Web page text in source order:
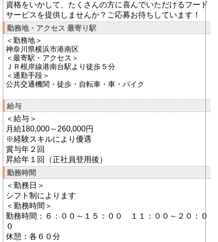
資格をいかして、たくさんの方に喜んでいただけるフード
サービスを提供しませんか？ご応募お待ちしています！
勤務地・アクセス 最寄り駅
＜勤務地＞
神奈川県横浜市港南区
＜最寄駅・アクセス＞
ＪＲ根岸線港南台駅より徒歩５分
＜通勤手段＞
公共交通機関・徒歩・自転車・車・バイク
給与
＜給与＞
月給180,000～260,000円
※経験スキルにより優遇
賞与年２回
昇給年１回（正社員登用後）
勤務時間
＜勤務日＞
シフト制によります
＜勤務時間＞
勤務時間：６：００～１５：００ １１：００～２０：０
０
休憩：各６０分